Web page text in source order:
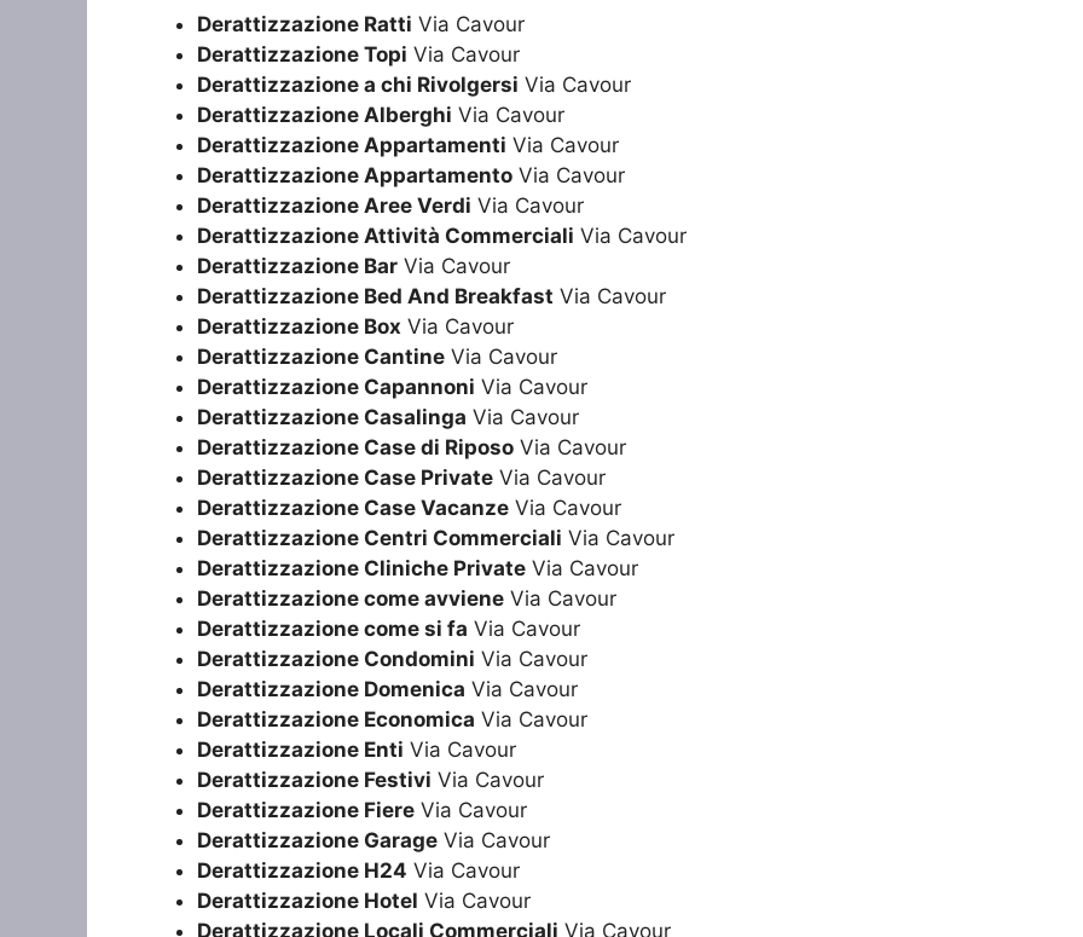
Derattizzazione Ratti Via Cavour
Derattizzazione Topi Via Cavour
Derattizzazione a chi Rivolgersi Via Cavour
Derattizzazione Alberghi Via Cavour
Derattizzazione Appartamenti Via Cavour
Derattizzazione Appartamento Via Cavour
Derattizzazione Aree Verdi Via Cavour
Derattizzazione Attività Commerciali Via Cavour
Derattizzazione Bar Via Cavour
Derattizzazione Bed And Breakfast Via Cavour
Derattizzazione Box Via Cavour
Derattizzazione Cantine Via Cavour
Derattizzazione Capannoni Via Cavour
Derattizzazione Casalinga Via Cavour
Derattizzazione Case di Riposo Via Cavour
Derattizzazione Case Private Via Cavour
Derattizzazione Case Vacanze Via Cavour
Derattizzazione Centri Commerciali Via Cavour
Derattizzazione Cliniche Private Via Cavour
Derattizzazione come avviene Via Cavour
Derattizzazione come si fa Via Cavour
Derattizzazione Condomini Via Cavour
Derattizzazione Domenica Via Cavour
Derattizzazione Economica Via Cavour
Derattizzazione Enti Via Cavour
Derattizzazione Festivi Via Cavour
Derattizzazione Fiere Via Cavour
Derattizzazione Garage Via Cavour
Derattizzazione H24 Via Cavour
Derattizzazione Hotel Via Cavour
Derattizzazione Locali Commerciali Via Cavour